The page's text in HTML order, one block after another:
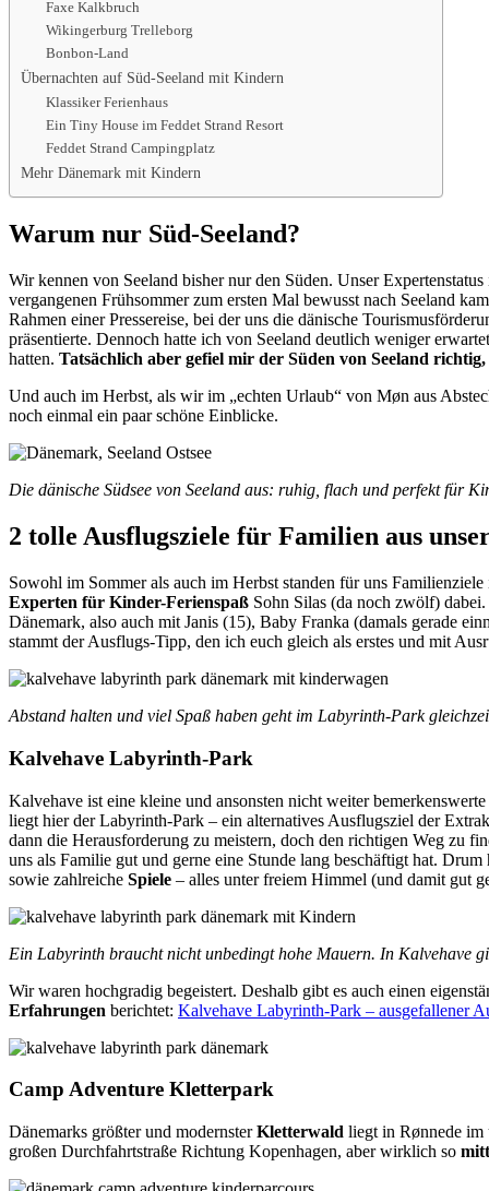
Faxe Kalkbruch
Wikingerburg Trelleborg
Bonbon-Land
Übernachten auf Süd-Seeland mit Kindern
Klassiker Ferienhaus
Ein Tiny House im Feddet Strand Resort
Feddet Strand Campingplatz
Mehr Dänemark mit Kindern
Warum nur Süd-Seeland?
Wir kennen von Seeland bisher nur den Süden. Unser
vergangenen Frühsommer zum ersten Mal bewusst nach Seeland
Rahmen einer Pressereise, bei der uns die dänische
präsentierte. Dennoch hatte ich von Seeland deutlich weniger
hatten. Tatsächlich aber gefiel mir der Süden von Seeland
Und auch im Herbst, als wir im „echten Urlaub“ von Møn aus
noch einmal ein paar schöne Einblicke.
Die dänische Südsee von Seeland aus: ruhig, flach und perfekt für
2 tolle Ausflugsziele für Familien aus
Sowohl im Sommer als auch im Herbst standen für uns
Experten für Kinder-Ferienspaß Sohn Silas (da noch zwölf)
Dänemark, also auch mit Janis (15), Baby Franka (damals gerade
stammt der Ausflugs-Tipp, den ich euch gleich als erstes und mit
Abstand halten und viel Spaß haben geht im Labyrinth-Park
Kalvehave Labyrinth-Park
Kalvehave ist eine kleine und ansonsten nicht weiter
liegt hier der Labyrinth-Park – ein alternatives Ausflugsziel der
dann die Herausforderung zu meistern, doch den richtigen Weg zu
uns als Familie gut und gerne eine Stunde lang beschäftigt hat.
sowie zahlreiche Spiele – alles unter freiem Himmel (und damit gut
Ein Labyrinth braucht nicht unbedingt hohe Mauern. In Kalvehave
Wir waren hochgradig begeistert. Deshalb gibt es auch einen
Erfahrungen berichtet: Kalvehave Labyrinth-Park – ausgefallener
Camp Adventure Kletterpark
Dänemarks größter und modernsterKletterwald liegt in Rønnede im
großen Durchfahrtstraße Richtung Kopenhagen, aber wirklich so